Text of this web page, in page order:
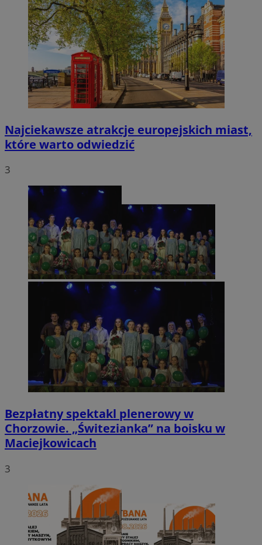
Najciekawsze atrakcje europejskich miast,
które warto odwiedzić
3
Bezpłatny spektakl plenerowy w
Chorzowie. „Świtezianka” na boisku w
Maciejkowicach
3